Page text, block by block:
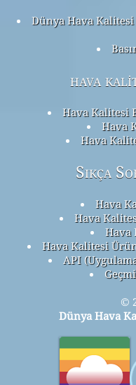
Dünya Hava
hava
Hava Kalitesi
Hava
Hava
Sıkça
Hava
Hava
Hava
Hava Kalitesi
API
©
Dünya Hava